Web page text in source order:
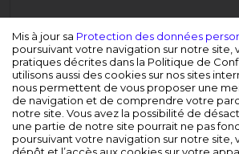
Mis à jour sa Protection des données
poursuivant votre navigation sur notre site,
pratiques décrites dans la Politique de
utilisons aussi des cookies sur nos sites
nous permettent de vous proposer une
de navigation et de comprendre votre
notre site. Vous avez la possibilité de
une partie de notre site pourrait ne pas
poursuivant votre navigation sur notre site,